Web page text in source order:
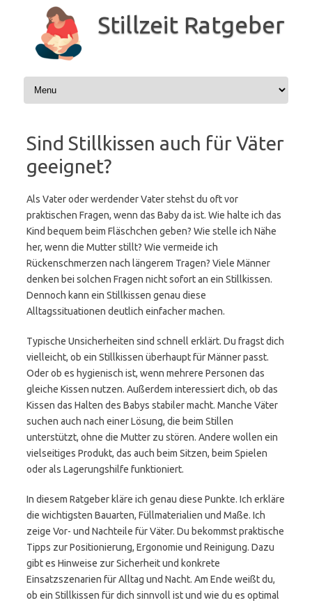
springen
Stillzeit Ratgeber
Sind Stillkissen auch für Väter
geeignet?
Als Vater oder werdender Vater stehst du oft vor
praktischen Fragen, wenn das Baby da ist. Wie halte ich das
Kind bequem beim Fläschchen geben? Wie stelle ich Nähe
her, wenn die Mutter stillt? Wie vermeide ich
Rückenschmerzen nach längerem Tragen? Viele Männer
denken bei solchen Fragen nicht sofort an ein Stillkissen.
Dennoch kann ein Stillkissen genau diese
Alltagssituationen deutlich einfacher machen.
Typische Unsicherheiten sind schnell erklärt. Du fragst dich
vielleicht, ob ein Stillkissen überhaupt für Männer passt.
Oder ob es hygienisch ist, wenn mehrere Personen das
gleiche Kissen nutzen. Außerdem interessiert dich, ob das
Kissen das Halten des Babys stabiler macht. Manche Väter
suchen auch nach einer Lösung, die beim Stillen
unterstützt, ohne die Mutter zu stören. Andere wollen ein
vielseitiges Produkt, das auch beim Sitzen, beim Spielen
oder als Lagerungshilfe funktioniert.
In diesem Ratgeber kläre ich genau diese Punkte. Ich erkläre
die wichtigsten Bauarten, Füllmaterialien und Maße. Ich
zeige Vor- und Nachteile für Väter. Du bekommst praktische
Tipps zur Positionierung, Ergonomie und Reinigung. Dazu
gibt es Hinweise zur Sicherheit und konkrete
Einsatzszenarien für Alltag und Nacht. Am Ende weißt du,
ob ein Stillkissen für dich sinnvoll ist und wie du es optimal